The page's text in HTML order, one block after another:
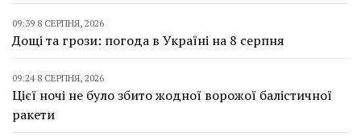
09:39 8 СЕРПНЯ, 2026
Дощі та грози: погода в Україні на 8 серпня
09:24 8 СЕРПНЯ, 2026
Цієї ночі не було збито жодної ворожої балістичної
ракети